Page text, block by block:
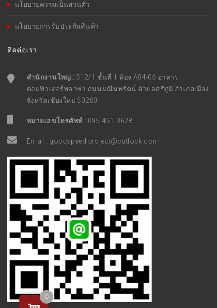
นโยบายความเป็นส่วนตัว
นโยบายการรับประกันสินค้า
ติดต่อเรา
สำนักงานใหญ่ : 312/1 ชั้นที่ 1 ห้อง A04-06 อาคาร
คอมพิวเตอร์พลาซ่า ถนนมณีนพรัตน์ ตำบลศรีภูมิ อำเภอเมือง
จังหวัดเชียงใหม่ 50200
หมายเลขโทรศัพท์ : 095-451-3628
Email : goodspeed.project@outlook.com
0